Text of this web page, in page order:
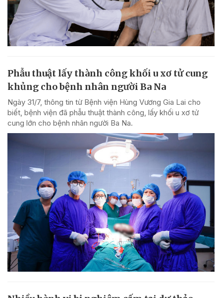
Phẫu thuật lấy thành công khối u xơ tử cung
khủng cho bệnh nhân người Ba Na
Ngày 31/7, thông tin từ Bệnh viện Hùng Vương Gia Lai cho
biết, bệnh viện đã phẫu thuật thành công, lấy khối u xơ tử
cung lớn cho bệnh nhân người Ba Na.